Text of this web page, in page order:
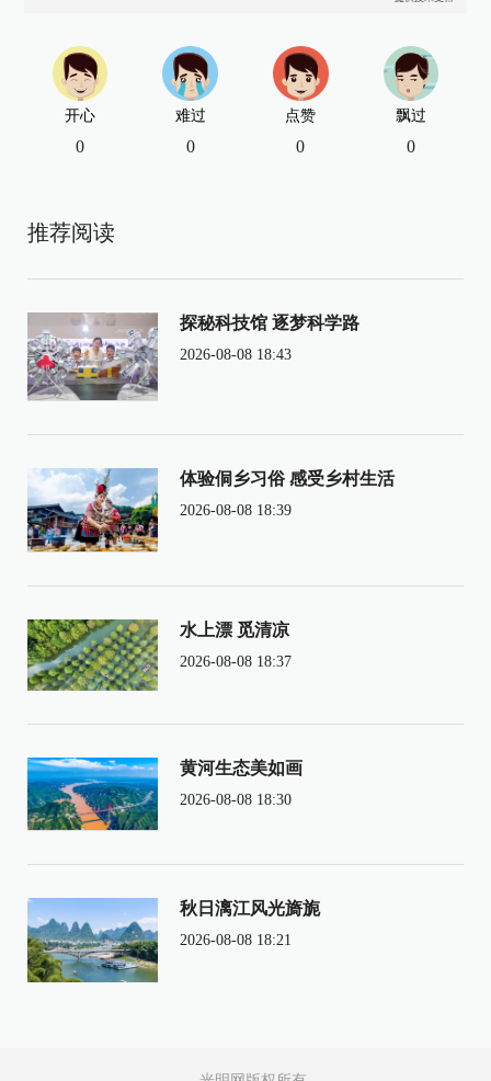
开心
0
难过
0
点赞
0
飘过
0
推荐阅读
探秘科技馆 逐梦科学路
2026-08-08 18:43
体验侗乡习俗 感受乡村生活
2026-08-08 18:39
水上漂 觅清凉
2026-08-08 18:37
黄河生态美如画
2026-08-08 18:30
秋日漓江风光旖旎
2026-08-08 18:21